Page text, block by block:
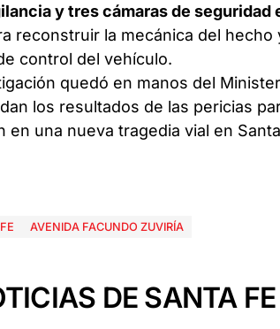
y tres cámaras de seguridad
reconstruir la mecánica del
control del vehículo.
quedó en manos del
los resultados de las pericias
en una nueva tragedia vial en
AVENIDA FACUNDO ZUVIRÍA
DE SANTA FE